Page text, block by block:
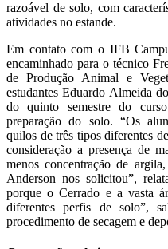
razoável de solo, com
atividades no estande.
Em contato com o IFB
encaminhado para o técnico
de Produção Animal e
estudantes Eduardo Almeida
do quinto semestre do
preparação do solo. “Os
quilos de três tipos diferentes
consideração a presença de
menos concentração de
Anderson nos solicitou”,
porque o Cerrado e a vasta
diferentes perfis de solo”,
procedimento de secagem e